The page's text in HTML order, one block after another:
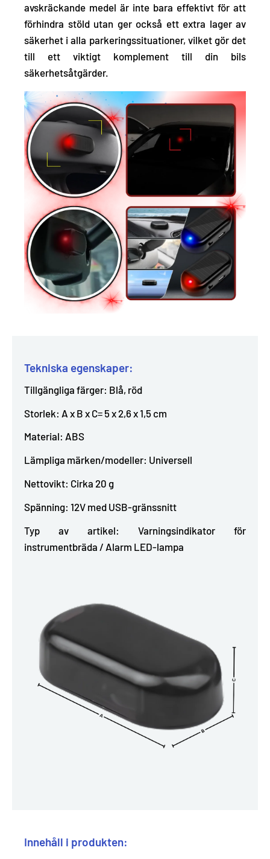
avskräckande medel är inte bara effektivt för att
förhindra stöld utan ger också ett extra lager av
säkerhet i alla parkeringssituationer, vilket gör det
till ett viktigt komplement till din bils
säkerhetsåtgärder.
Tekniska egenskaper:
Tillgängliga färger: Blå, röd
Storlek: A x B x C= 5 x 2,6 x 1,5 cm
Material: ABS
Lämpliga märken/modeller: Universell
Nettovikt: Cirka 20 g
Spänning: 12V med USB-gränssnitt
Typ av artikel: Varningsindikator för
instrumentbräda / Alarm LED-lampa
Innehåll i produkten: